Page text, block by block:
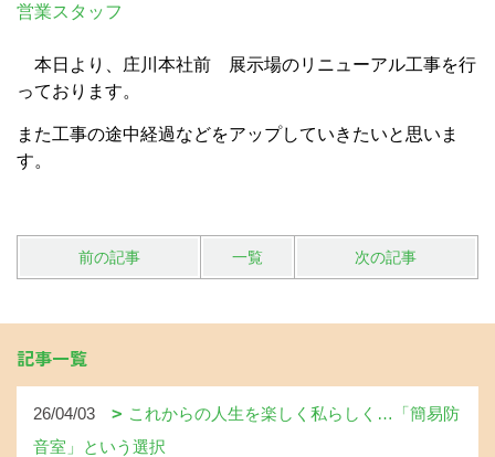
営業スタッフ
本日より、庄川本社前 展示場のリニューアル工事を行
っております。
また工事の途中経過などをアップしていきたいと思いま
す。
前の記事 一覧 次の記事
記事一覧
26/04/03
これからの人生を楽しく私らしく…「簡易防
音室」という選択